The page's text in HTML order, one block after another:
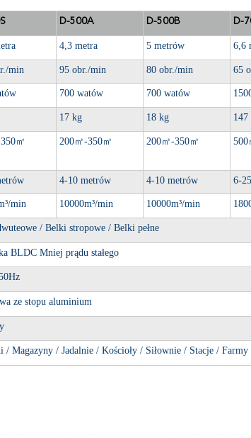
D-500A D-500B D-
4,3 metra 5 metrów 6,6
min 95 obr./min 80 obr./min 65
700 watów 700 watów
17 kg 18 kg 147
㎡ 200㎡-350㎡ 200㎡-350㎡ 500
4-10 metrów 4-10 metrów 6-
min 10000m³/min 10000m³/min
/ Belki stropowe / Belki pełne
BLDC Mniej prądu stałego
ze stopu aluminium
/ Magazyny / Jadalnie / Kościoły / Siłownie / Stacje / Farmy